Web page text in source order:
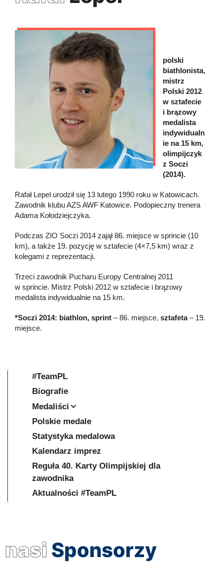
polski
biathlonista,
mistrz
Polski 2012
w sztafecie
i brązowy
medalista
indywidualn
ie na 15 km,
olimpijczyk
z Soczi
(2014).
Rafał Lepel urodził się 13 lutego 1990 roku w Katowicach.
Zawodnik klubu AZS AWF Katowice. Podopieczny trenera
Adama Kołodziejczyka.
Podczas ZIO Soczi 2014 zajął 86. miejsce w sprincie (10
km), a także 19. pozycję w sztafecie (4×7,5 km) wraz z
kolegami z reprezentacji.
Trzeci zawodnik Pucharu Europy Centralnej 2011
w sprincie. Mistrz Polski 2012 w sztafecie i brązowy
medalista indywidualnie na 15 km.
*Soczi 2014: biathlon, sprint – 86. miejsce, sztafeta– 19.
miejsce.
#TeamPL
Biografie
Medaliści
Polskie medale
Statystyka medalowa
Kalendarz imprez
Reguła 40. Karty Olimpijskiej dla
zawodnika
Aktualności #TeamPL
nasi Sponsorzy